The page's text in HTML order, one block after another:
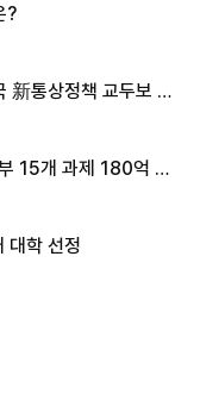
?
新통상정책 교두보 활
15개 과제 180억 지
대학 선정